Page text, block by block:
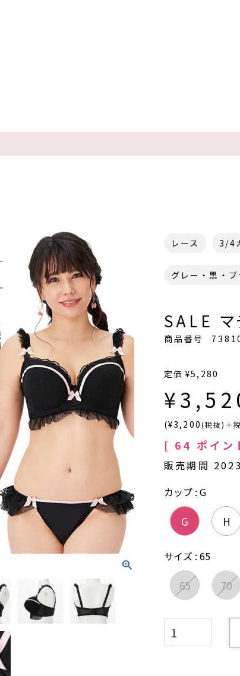
レース 3/4
グレー・黒・ブ
SALE マ
商品番号
定価 ¥5,280
¥
(¥3,200(税抜)＋税
[ 64 ポイン
販売期間
サイズ 65
65 70
カップ G
G H